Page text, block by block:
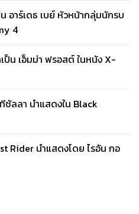
อาร์เดธ เบย์ หัวหน้ากลุ่มนักรบ
4
ป็น เอ็มม่า ฟรอสต์ ในหนัง X-
ลลา นำแสดงใน Black
Rider นำแสดงโดย ไรอัน กอ